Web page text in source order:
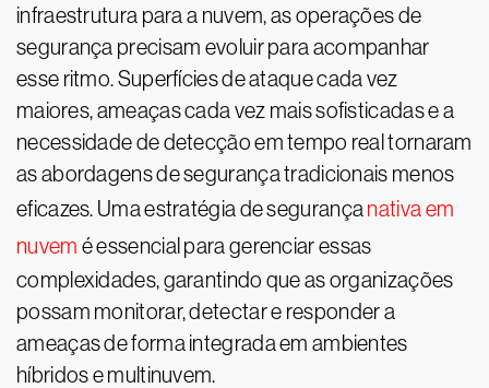
infraestrutura para a nuvem, as operações de
segurança precisam evoluir para acompanhar
esse ritmo. Superfícies de ataque cada vez
maiores, ameaças cada vez mais sofisticadas e a
necessidade de detecção em tempo real tornaram
as abordagens de segurança tradicionais menos
eficazes. Uma estratégia de segurança nativa em
nuvem é essencial para gerenciar essas
complexidades, garantindo que as organizações
possam monitorar, detectar e responder a
ameaças de forma integrada em ambientes
híbridos e multinuvem.